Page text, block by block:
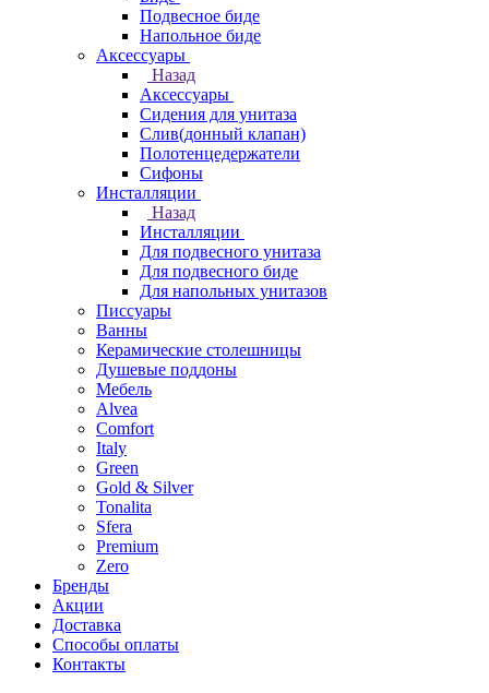
Подвесное биде
Напольное биде
Аксессуары
Назад
Аксессуары
Сидения для унитаза
Слив(донный клапан)
Полотенцедержатели
Сифоны
Инсталляции
Назад
Инсталляции
Для подвесного унитаза
Для подвесного биде
Для напольных унитазов
Писсуары
Ванны
Керамические столешницы
Душевые поддоны
Мебель
Alvea
Comfort
Italy
Green
Gold & Silver
Tonalita
Sfera
Premium
Zero
Бренды
Акции
Доставка
Способы оплаты
Контакты